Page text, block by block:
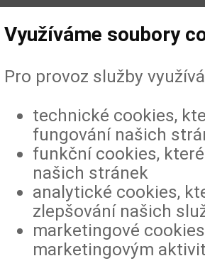
Využíváme soubory
Pro provoz služby
technické cookies,
fungování našich
funkční cookies,
našich stránek
analytické cookies,
zlepšování našich
marketingové
marketingovým